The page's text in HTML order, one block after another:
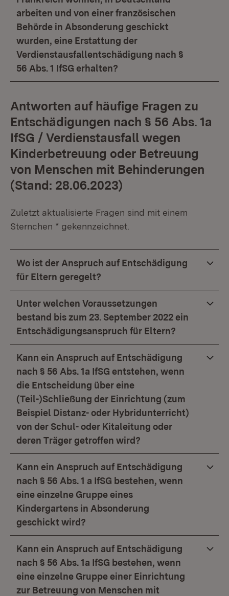
arbeiten und von einer französischen
Behörde in Absonderung geschickt
wurden, eine Erstattung der
Verdienstausfallentschädigung nach §
56 Abs. 1 IfSG erhalten?
Antworten auf häufige Fragen zu
Entschädigungen nach § 56 Abs. 1a
IfSG / Verdienstausfall wegen
Kinderbetreuung oder Betreuung
von Menschen mit Behinderungen
(Stand: 28.06.2023)
Zuletzt aktualisierte Fragen sind mit einem
Sternchen * gekennzeichnet.
Wo ist der Anspruch auf Entschädigung
für Eltern geregelt?
Unter welchen Voraussetzungen
bestand bis zum 23. September 2022 ein
Entschädigungsanspruch für Eltern?
Kann ein Anspruch auf Entschädigung
nach § 56 Abs. 1a IfSG entstehen, wenn
die Entscheidung über eine
(Teil-)Schließung der Einrichtung (zum
Beispiel Distanz- oder Hybridunterricht)
von der Schul- oder Kitaleitung oder
deren Träger getroffen wird?
Kann ein Anspruch auf Entschädigung
nach § 56 Abs. 1 a IfSG bestehen, wenn
eine einzelne Gruppe eines
Kindergartens in Absonderung
geschickt wird?
Kann ein Anspruch auf Entschädigung
nach § 56 Abs. 1a IfSG bestehen, wenn
eine einzelne Gruppe einer Einrichtung
zur Betreuung von Menschen mit